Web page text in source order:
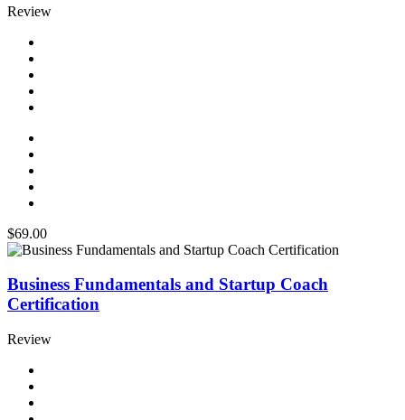
Review
$69.00
Business Fundamentals and Startup Coach
Certification
Review